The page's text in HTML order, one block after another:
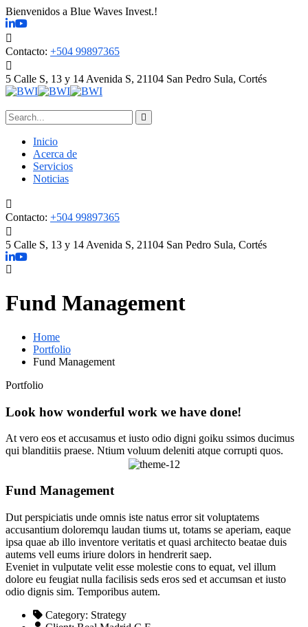
Bienvenidos a Blue Waves Invest.!
Contacto: +504 99897365
5 Calle S, 13 y 14 Avenida S, 21104 San Pedro Sula, Cortés
Inicio
Acerca de
Servicios
Noticias
Contacto: +504 99897365
5 Calle S, 13 y 14 Avenida S, 21104 San Pedro Sula, Cortés
Fund Management
Home
Portfolio
Fund Management
Portfolio
Look how wonderful work we have done!
At vero eos et accusamus et iusto odio digni goiku ssimos ducimus
qui blanditiis praese. Ntium voluum deleniti atque corrupti quos.
Fund Management
Dut perspiciatis unde omnis iste natus error sit voluptatems
accusantium doloremqu laudan tiums ut, totams se aperiam, eaque
ipsa quae ab illo inventore veritatis et quasi architecto beatae duis
autems vell eums iriure dolors in hendrerit saep.
Eveniet in vulputate velit esse molestie cons to equat, vel illum
dolore eu feugiat nulla facilisis seds eros sed et accumsan et iusto
odio dignis sim. Temporibus autem.
Category: Strategy